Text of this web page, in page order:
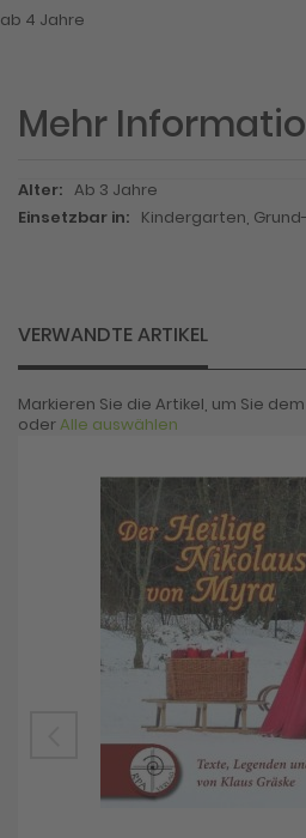
ab 4 Jahre
Mehr
Mehr
Informationen
Ab 3 Jahre
Kindergarten,
VERWANDTE ARTIKEL
Markieren Sie die Artikel, um Sie
oderAlle auswählen